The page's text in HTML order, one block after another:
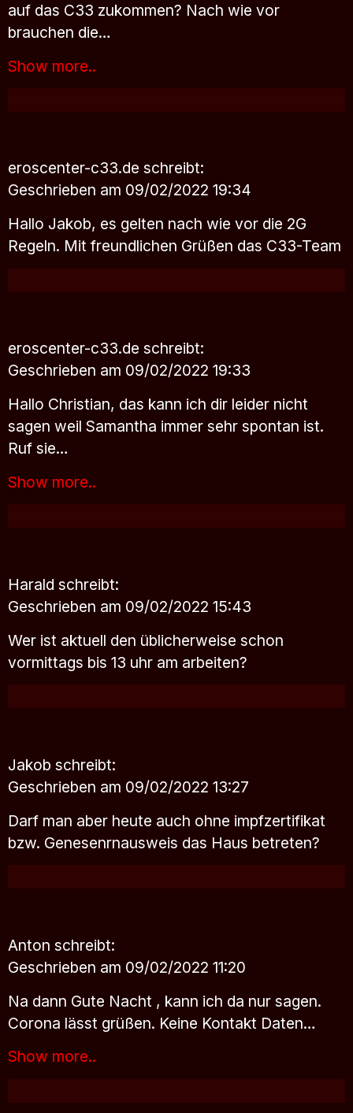
auf das C33 zukommen? Nach wie vor
brauchen die…
Show more..
eroscenter-c33.de schreibt:
Geschrieben am 09/02/2022 19:34
Hallo Jakob, es gelten nach wie vor die 2G
Regeln. Mit freundlichen Grüßen das C33-Team
eroscenter-c33.de schreibt:
Geschrieben am 09/02/2022 19:33
Hallo Christian, das kann ich dir leider nicht
sagen weil Samantha immer sehr spontan ist.
Ruf sie…
Show more..
Harald schreibt:
Geschrieben am 09/02/2022 15:43
Wer ist aktuell den üblicherweise schon
vormittags bis 13 uhr am arbeiten?
Jakob schreibt:
Geschrieben am 09/02/2022 13:27
Darf man aber heute auch ohne impfzertifikat
bzw. Genesenrnausweis das Haus betreten?
Anton schreibt:
Geschrieben am 09/02/2022 11:20
Na dann Gute Nacht , kann ich da nur sagen.
Corona lässt grüßen. Keine Kontakt Daten…
Show more..